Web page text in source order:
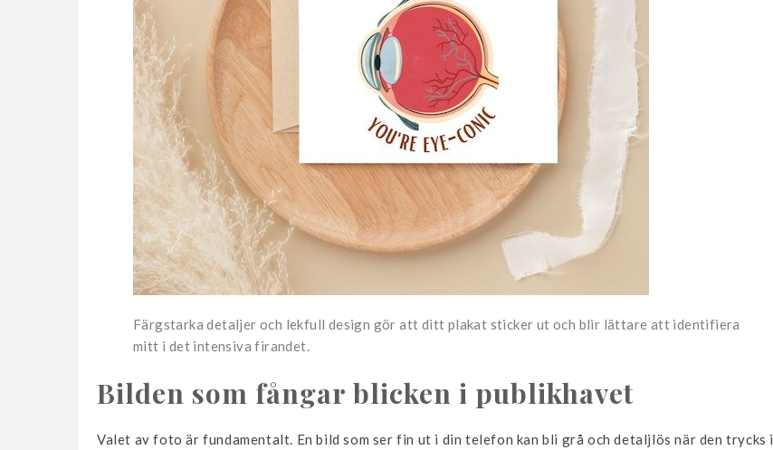
Färgstarka detaljer och lekfull design gör att ditt plakat sticker ut och blir lättare att identifiera
mitt i det intensiva firandet.
Bilden som fångar blicken i publikhavet
Valet av foto är fundamentalt. En bild som ser fin ut i din telefon kan bli grå och detaljlös när den trycks i